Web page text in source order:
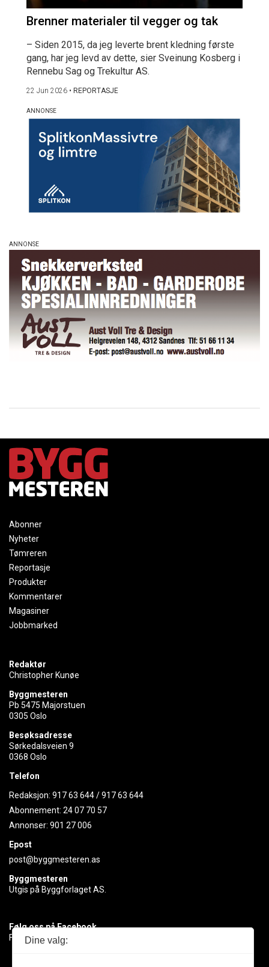
Brenner materialer til vegger og tak
– Siden 2015, da jeg leverte brent kledning første
gang, har jeg levd av dette, sier Sveinung Kosberg i
Rennebu Sag og Trekultur AS.
22 Jun 2026 • REPORTASJE
Abonner
Nyheter
Tømreren
Reportasje
Produkter
Kommentarer
Magasiner
Jobbmarked
Redaktør
Christopher Kunøe
Byggmesteren
Pb 5475 Majorstuen
0305 Oslo
Besøksadresse
Sørkedalsveien 9
0368 Oslo
Telefon
Redaksjon: 917 63 644/917 63 644
Abonnement: 24 07 70 57
Annonser: 901 27 006
Epost
post@byggmesteren.as
Byggmesteren
Utgis på Byggforlaget AS.
Følg oss på Facebook
Få med deg det siste innen byggebransjen
Dine valg: